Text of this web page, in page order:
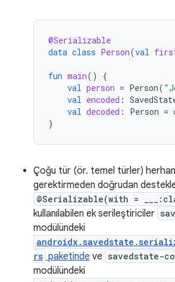
@Serializable
data class Person(val
fun main()
{
val person = Person(
val encoded :
val decoded : Person =
}
Çoğu tür (ör. temel türler)
gerektirmeden doğrudan
@Serializable(with =
kullanılabilen ek serileştiriciler
modülündeki
rs paketinde ve savedstate-
modülündeki